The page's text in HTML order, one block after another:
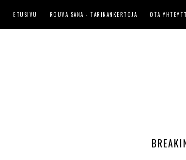
ETUSIVU ROUVA SANA - TARINANKERTOJA OTA